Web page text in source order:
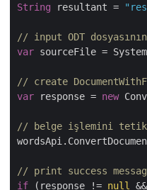
String resultant =
// input ODT
var sourceFile =
// create
var response = new
// belge işlemini
// print success
if (response != null